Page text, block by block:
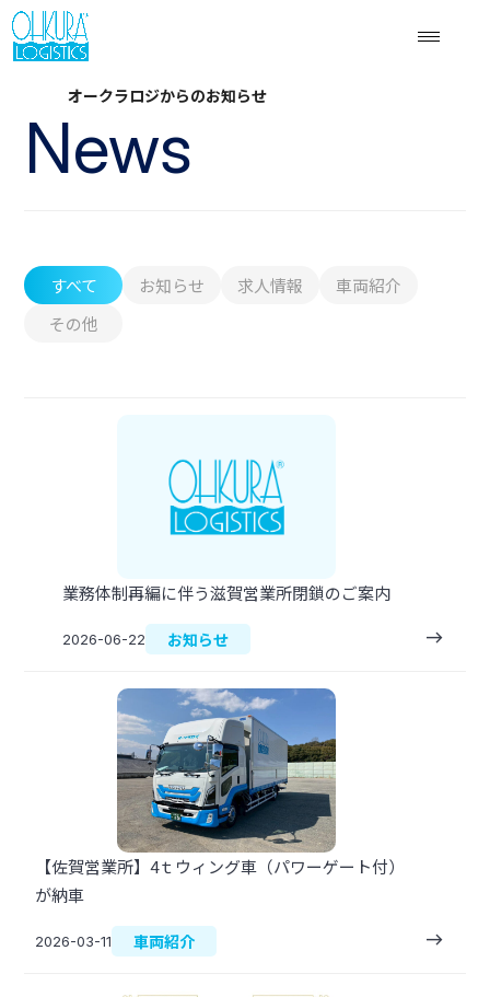
オークラロジからのお知らせ
News
すべて お知らせ 求人情報
車両紹介
その他
業務体制再編に伴う滋賀営業所閉鎖のご案内
2026-06-22 お知らせ east
【佐賀営業所】4ｔウィング車（パワーゲート付）
が納車
2026-03-11 車両紹介 east